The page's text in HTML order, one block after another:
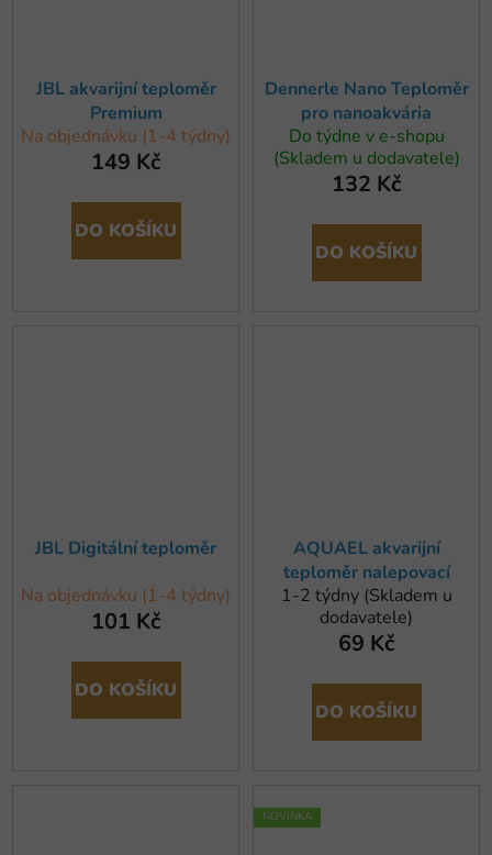
JBL akvarijní teploměr
Premium
Na objednávku (1-4 týdny)
149 Kč
DO KOŠÍKU
Dennerle Nano Teploměr
pro nanoakvária
Do týdne v e-shopu
(Skladem u dodavatele)
132 Kč
DO KOŠÍKU
JBL Digitální teploměr
Na objednávku (1-4 týdny)
101 Kč
DO KOŠÍKU
AQUAEL akvarijní
teploměr nalepovací
1-2 týdny (Skladem u
dodavatele)
69 Kč
DO KOŠÍKU
NOVINKA